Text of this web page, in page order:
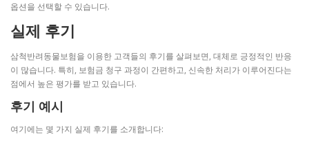
옵션을 선택할 수 있습니다.
실제 후기
삼척반려동물보험을 이용한 고객들의 후기를 살펴보면, 대체로 긍정적인 반응
이 많습니다. 특히, 보험금 청구 과정이 간편하고, 신속한 처리가 이루어진다는
점에서 높은 평가를 받고 있습니다.
후기 예시
여기에는 몇 가지 실제 후기를 소개합니다: